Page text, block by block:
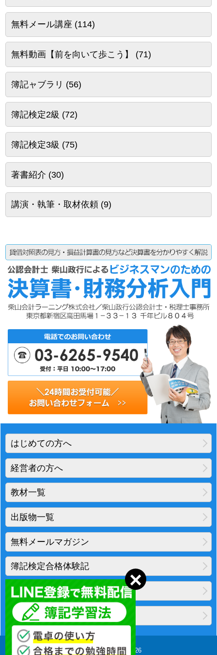
無料メール講座 (114)
無料動画【前を向いて歩こう】 (71)
簿記ャブラリ (56)
簿記検定2級 (72)
簿記検定3級 (75)
著書紹介 (30)
講演・執筆・取材依頼(9)
はじめての方へ
経営者の方へ
教材一覧
出版物一覧
無料メールマガジン
簿記検定合格体験記
地図・アクセス
プライバシーポリシー
Copyright(C) 2010-2026